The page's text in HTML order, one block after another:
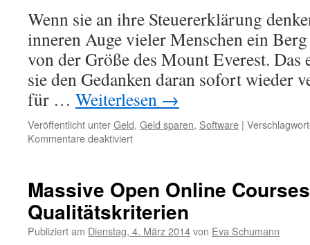
Wenn sie an ihre Steuererklärung
inneren Auge vieler Menschen ein
von der Größe des Mount Everest. Das
sie den Gedanken daran sofort wieder
für … Weiterlesen →
Veröffentlicht unterGeld, Geld sparen, Software |
Kommentare deaktiviert
Massive Open Online
Qualitätskriterien
Publiziert am Dienstag, 4. März 2014von Eva Schumann